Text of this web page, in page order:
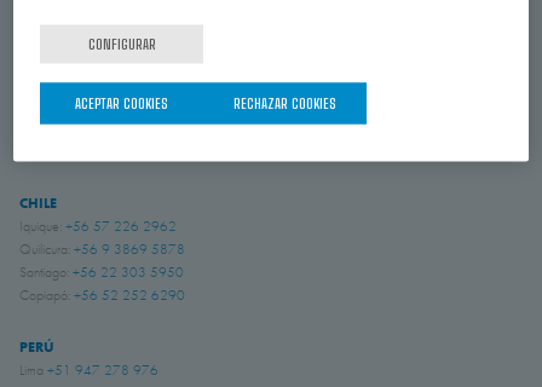
ESTADOS UNIDOS
BRASIL
CHILE
Iquique: +56 57 226 2962
Quilicura: +56 9 3869 5878
Santiago: +56 22 303 5950
Copiapó: +56 52 252 6290
PERÚ
Lima +51 947 278 976
CONFIGURAR
RECHAZAR COOKIES
ACEPTAR COOKIES